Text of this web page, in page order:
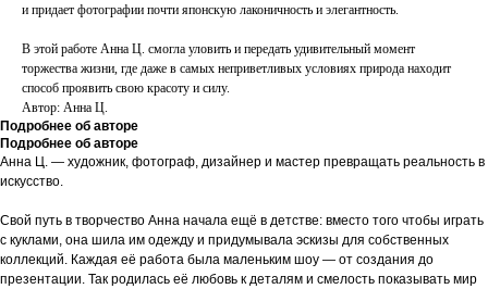
и придает фотографии почти японскую лаконичность и элегантность.
В этой работе Анна Ц. смогла уловить и передать удивительный момент
торжества жизни, где даже в самых неприветливых условиях природа находит
способ проявить свою красоту и силу.
Автор: Анна Ц.
Подробнее об авторе
Подробнее об авторе
Анна Ц. — художник, фотограф, дизайнер и мастер превращать реальность в
искусство.
Свой путь в творчество Анна начала ещё в детстве: вместо того чтобы играть
с куклами, она шила им одежду и придумывала эскизы для собственных
коллекций. Каждая её работа была маленьким шоу — от создания до
презентации. Так родилась её любовь к деталям и смелость показывать мир